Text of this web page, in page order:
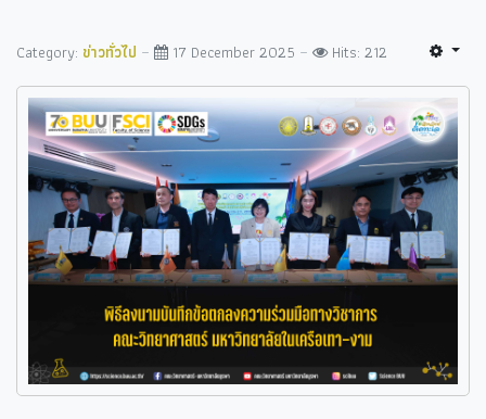
Category: ข่าวทั่วไป 17 December 2025 Hits: 212